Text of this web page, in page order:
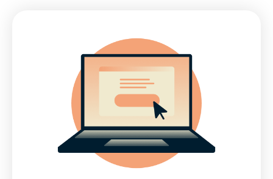
Oppgrader ditt Nvidia Shield med ExpressVPN
Skaff deg VPN for GeForce Now-skyspilling
Nøkkelfunksjonene til ExpressVPN for Nvidia